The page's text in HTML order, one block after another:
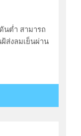
นต่ำ สามารถ
ส่งลมเย็นผ่าน